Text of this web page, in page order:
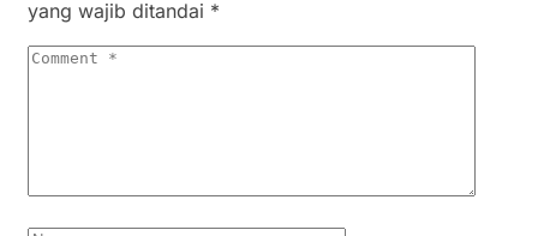
yang wajib ditandai *